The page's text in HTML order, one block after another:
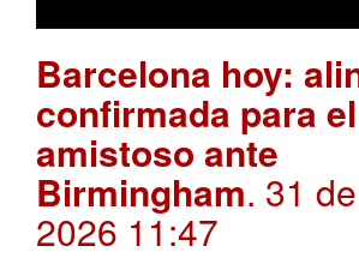
Barcelona hoy:
confirmada para el
amistoso ante
Birmingham. 31
2026 11:47